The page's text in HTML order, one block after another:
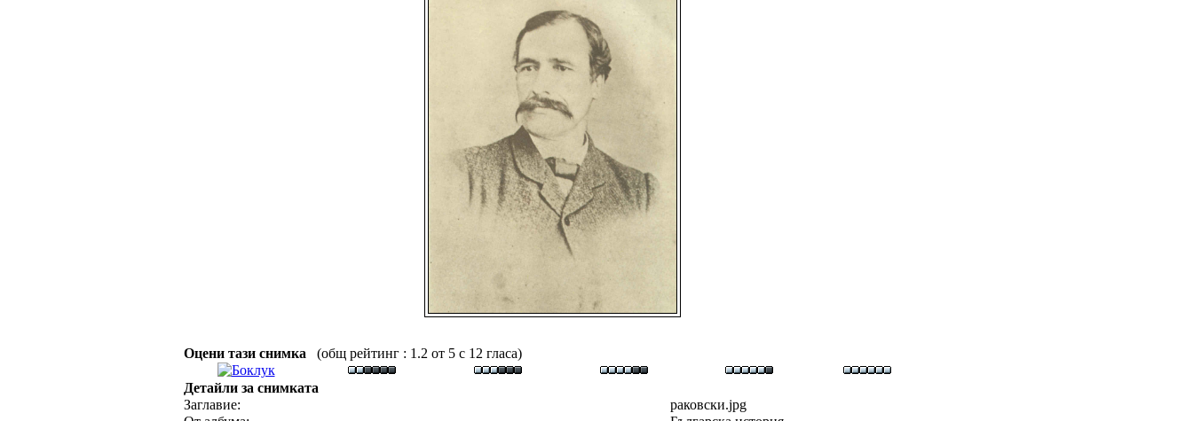
Оцени тази снимка (общ рейтинг : 1.2 от 5 с 12 гласа)
Детайли за снимката
Заглавие:
раковски.jpg